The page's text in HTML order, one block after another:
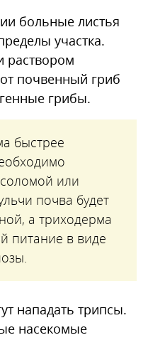
больные листья
участка.
раствором
почвенный гриб
грибы.
быстрее
или
почва будет
а триходерма
питание в виде
нападать трипсы.
насекомые